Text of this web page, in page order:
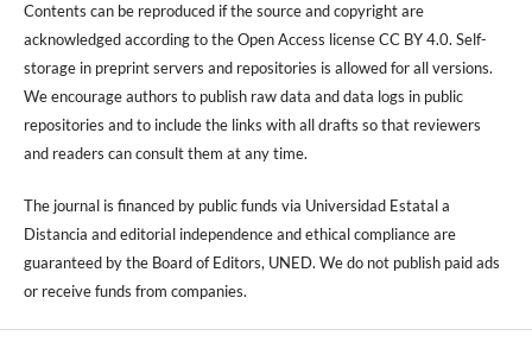
Contents can be reproduced if the source and copyright are
acknowledged according to the Open Access license CC BY 4.0. Self-
storage in preprint servers and repositories is allowed for all versions.
We encourage authors to publish raw data and data logs in public
repositories and to include the links with all drafts so that reviewers
and readers can consult them at any time.
The journal is financed by public funds via Universidad Estatal a
Distancia and editorial independence and ethical compliance are
guaranteed by the Board of Editors, UNED. We do not publish paid ads
or receive funds from companies.